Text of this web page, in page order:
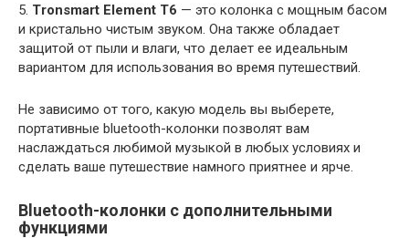
5. Tronsmart Element T6 — это колонка с мощным басом
и кристально чистым звуком. Она также обладает
защитой от пыли и влаги, что делает ее идеальным
вариантом для использования во время путешествий.
Не зависимо от того, какую модель вы выберете,
портативные bluetooth-колонки позволят вам
наслаждаться любимой музыкой в любых условиях и
сделать ваше путешествие намного приятнее и ярче.
Bluetooth-колонки с дополнительными
функциями